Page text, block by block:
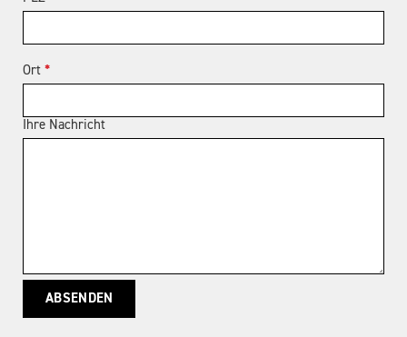
Ort *
Ihre Nachricht
ABSENDEN